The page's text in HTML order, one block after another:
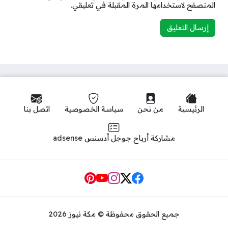
المتصفح لاستخدامها المرة المقبلة في تعليقي.
الرئيسية من نحن سياسة الخصوصية اتصل بنا
مشاركة أرباح جوجل أدسنس adsense
Social Links
جميع الحقوق محفوظة © مكة نيوز 2026